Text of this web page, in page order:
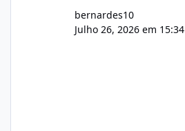
bernardes10
Julho 26, 2026 em 15:34